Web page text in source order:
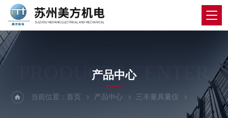
PRODUCTS CENTER
产品中心
当前位置：首页 产品中心 三丰量具量仪 三丰百分